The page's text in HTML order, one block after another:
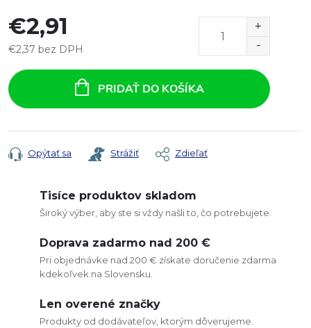
€2,91
€2,37 bez DPH
cena:
PRIDAŤ DO KOŠÍKA
Opýtať sa Strážiť Zdieľať
Tisíce produktov skladom
Široký výber, aby ste si vždy našli to, čo potrebujete.
Doprava zadarmo nad 200 €
Pri objednávke nad 200 € získate doručenie zdarma
kdekoľvek na Slovensku.
Len overené značky
Produkty od dodávateľov, ktorým dôverujeme.